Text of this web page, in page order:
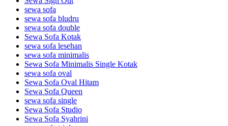
sewa sofa
sewa sofa bludru
sewa sofa double
Sewa Sofa Kotak
sewa sofa lesehan
sewa sofa minimalis
Sewa Sofa Minimalis Single Kotak
sewa sofa oval
Sewa Sofa Oval Hitam
Sewa Sofa Queen
sewa sofa single
Sewa Sofa Studio
Sewa Sofa Syahrini